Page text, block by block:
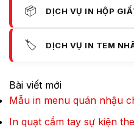
📦 DỊCH VỤ IN HỘP
🏷️ DỊCH VỤ IN TEM
Bài viết mới
Mẫu in menu quán nhậu
In quạt cầm tay sự kiện